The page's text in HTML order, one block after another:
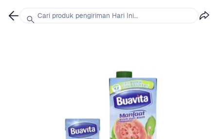
Cari produk pengiriman Hari Ini...